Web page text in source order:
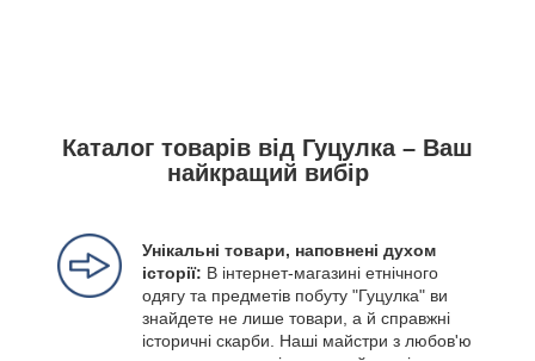
Каталог товарів від Гуцулка – Ваш
найкращий вибір
Унікальні товари, наповнені духом
історії: В інтернет-магазині етнічного
одягу та предметів побуту "Гуцулка" ви
знайдете не лише товари, а й справжні
історичні скарби. Наші майстри з любов'ю